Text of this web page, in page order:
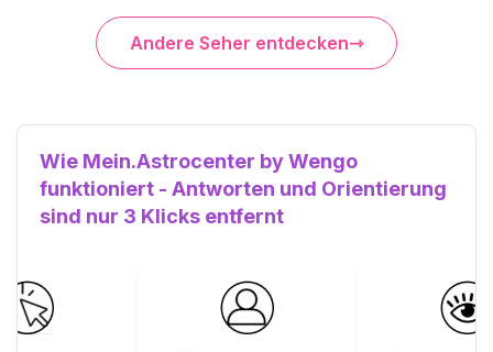
Andere Seher entdecken
Wie Mein.Astrocenter by Wengo
funktioniert - Antworten und Orientierung
sind nur 3 Klicks entfernt